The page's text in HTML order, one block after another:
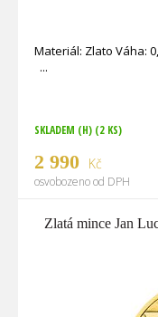
Materiál: Zlato Váha:
SKLADEM (H) (2 KS)
2 990 Kč
osvobozeno od DPH
Zlatá mince Jan